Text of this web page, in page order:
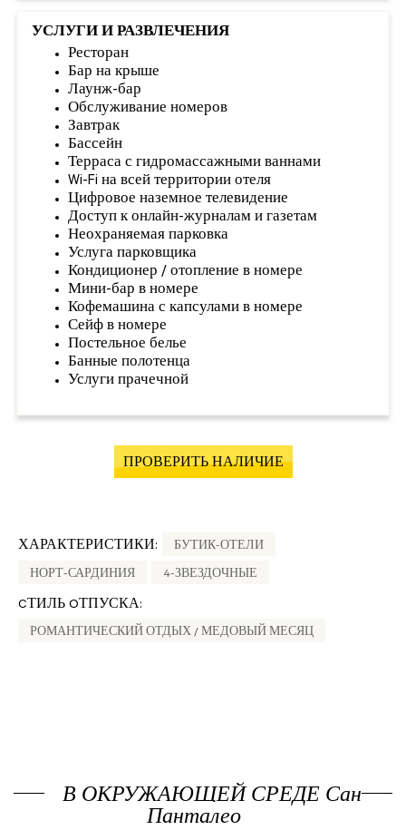
УСЛУГИ И РАЗВЛЕЧЕНИЯ
Ресторан
Бар на крыше
Лаунж-бар
Обслуживание номеров
Завтрак
Бассейн
Терраса с гидромассажными ваннами
Wi-Fi на всей территории отеля
Цифровое наземное телевидение
Доступ к онлайн-журналам и газетам
Неохраняемая парковка
Услуга парковщика
Кондиционер / отопление в номере
Мини-бар в номере
Кофемашина с капсулами в номере
Сейф в номере
Постельное белье
Банные полотенца
Услуги прачечной
ПРОВЕРИТЬ НАЛИЧИЕ
ХАРАКТЕРИСТИКИ: БУТИК-ОТЕЛИ
НОРТ-САРДИНИЯ 4-ЗВЕЗДОЧНЫЕ
CТИЛЬ OТПУСКА:
РОМАНТИЧЕСКИЙ ОТДЫХ / МЕДОВЫЙ МЕСЯЦ
В ОКРУЖАЮЩЕЙ СРЕДЕ Сан
Панталео